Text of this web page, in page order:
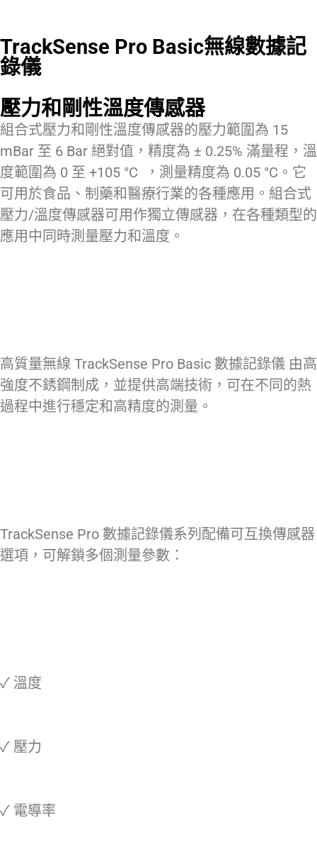
TrackSense Pro Basic無線數據記
錄儀
壓力和剛性溫度傳感器
組合式壓力和剛性溫度傳感器的壓力範圍為 15
mBar 至 6 Bar 絕對值，精度為 ± 0.25% 滿量程，溫
度範圍為 0 至 +105 °C ，測量精度為 0.05 °C。它
可用於食品、制藥和醫療行業的各種應用。組合式
壓力/溫度傳感器可用作獨立傳感器，在各種類型的
應用中同時測量壓力和溫度。
高質量無線 TrackSense Pro Basic 數據記錄儀 由高
強度不銹鋼制成，並提供高端技術，可在不同的熱
過程中進行穩定和高精度的測量。
TrackSense Pro 數據記錄儀系列配備可互換傳感器
選項，可解鎖多個測量參數：
✓ 溫度
✓ 壓力
✓ 電導率